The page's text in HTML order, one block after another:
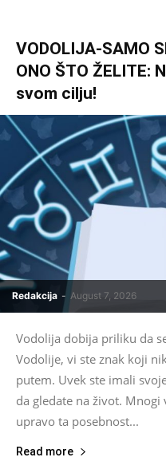
VODOLIJA-SAMO
ONO ŠTO ŽELITE:
svom cilju!
Redakcija - August 7, 2026
Vodolija dobija priliku da
Vodolije, vi ste znak koji
putem. Uvek ste imali
da gledate na život.
upravo ta posebnost...
Read more